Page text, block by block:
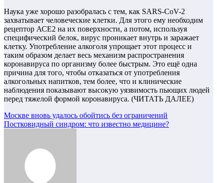
Наука уже хорошо разобралась с тем, как SARS-CoV-2
захватывает человеческие клетки. Для этого ему необходим
рецептор АСЕ2 на их поверхности, а потом, используя
специфический белок, вирус проникает внутрь и заражает
клетку. Употребление алкоголя упрощает этот процесс и
таким образом делает весь механизм распространения
коронавируса по организму более быстрым. Это ещё одна
причина для того, чтобы отказаться от употребления
алкогольных напитков, тем более, что и клинические
наблюдения показывают высокую уязвимость пьющих людей
перед тяжелой формой коронавируса. (ЧИТАТЬ ДАЛЕЕ)
Навигация
по
Москве вновь удалось обойтись без ограничений
Постковидный синдром: что известно медицине?